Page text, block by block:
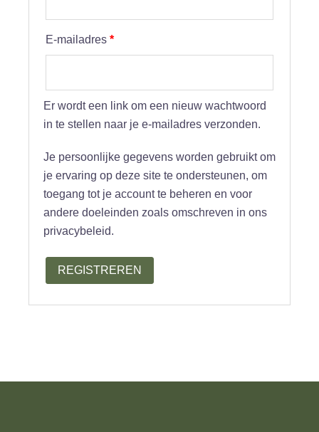
E-mailadres *Vereist
Er wordt een link om een nieuw wachtwoord
in te stellen naar je e-mailadres verzonden.
Je persoonlijke gegevens worden gebruikt om
je ervaring op deze site te ondersteunen, om
toegang tot je account te beheren en voor
andere doeleinden zoals omschreven in ons
privacybeleid.
REGISTREREN